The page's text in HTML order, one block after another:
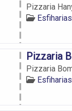
Pizzaria
Pizzaria
Pizzaria